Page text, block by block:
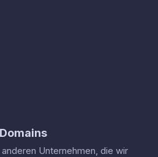
Unternehmen, die wir